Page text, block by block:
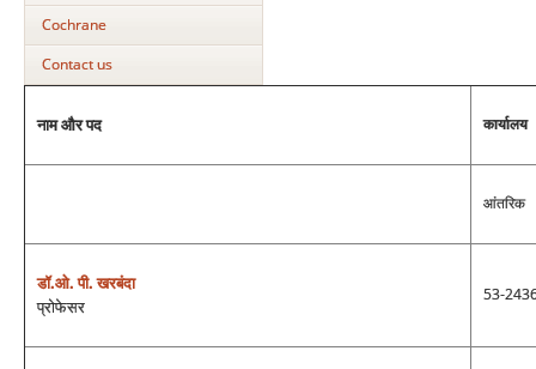
Cochrane
Contact us
नाम और पद कार्यालय
आंतरिक
डॉ.ओ. पी. खरबंदा
प्रोफेसर
53-